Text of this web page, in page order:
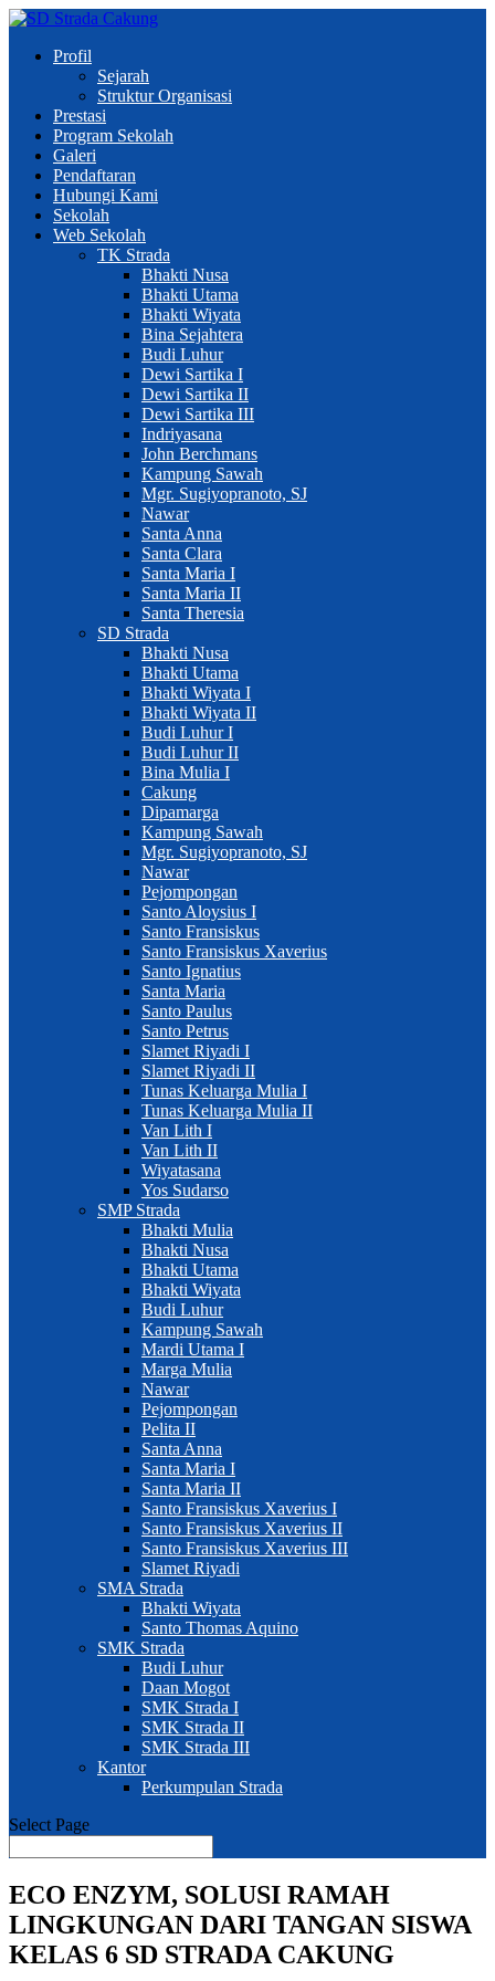
Profil
Sejarah
Struktur Organisasi
Prestasi
Program Sekolah
Galeri
Pendaftaran
Hubungi Kami
Sekolah
Web Sekolah
TK Strada
Bhakti Nusa
Bhakti Utama
Bhakti Wiyata
Bina Sejahtera
Budi Luhur
Dewi Sartika I
Dewi Sartika II
Dewi Sartika III
Indriyasana
John Berchmans
Kampung Sawah
Mgr. Sugiyopranoto, SJ
Nawar
Santa Anna
Santa Clara
Santa Maria I
Santa Maria II
Santa Theresia
SD Strada
Bhakti Nusa
Bhakti Utama
Bhakti Wiyata I
Bhakti Wiyata II
Budi Luhur I
Budi Luhur II
Bina Mulia I
Cakung
Dipamarga
Kampung Sawah
Mgr. Sugiyopranoto, SJ
Nawar
Pejompongan
Santo Aloysius I
Santo Fransiskus
Santo Fransiskus Xaverius
Santo Ignatius
Santa Maria
Santo Paulus
Santo Petrus
Slamet Riyadi I
Slamet Riyadi II
Tunas Keluarga Mulia I
Tunas Keluarga Mulia II
Van Lith I
Van Lith II
Wiyatasana
Yos Sudarso
SMP Strada
Bhakti Mulia
Bhakti Nusa
Bhakti Utama
Bhakti Wiyata
Budi Luhur
Kampung Sawah
Mardi Utama I
Marga Mulia
Nawar
Pejompongan
Pelita II
Santa Anna
Santa Maria I
Santa Maria II
Santo Fransiskus Xaverius I
Santo Fransiskus Xaverius II
Santo Fransiskus Xaverius III
Slamet Riyadi
SMA Strada
Bhakti Wiyata
Santo Thomas Aquino
SMK Strada
Budi Luhur
Daan Mogot
SMK Strada I
SMK Strada II
SMK Strada III
Kantor
Perkumpulan Strada
Select Page
ECO ENZYM, SOLUSI RAMAH
LINGKUNGAN DARI TANGAN SISWA
KELAS 6 SD STRADA CAKUNG